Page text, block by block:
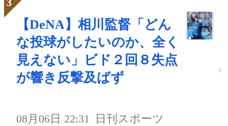
【DeNA】相川監督「どん
な投球がしたいのか、全く
見えない」ビド２回８失点
が響き反撃及ばず
08月06日 22:31 日刊スポーツ